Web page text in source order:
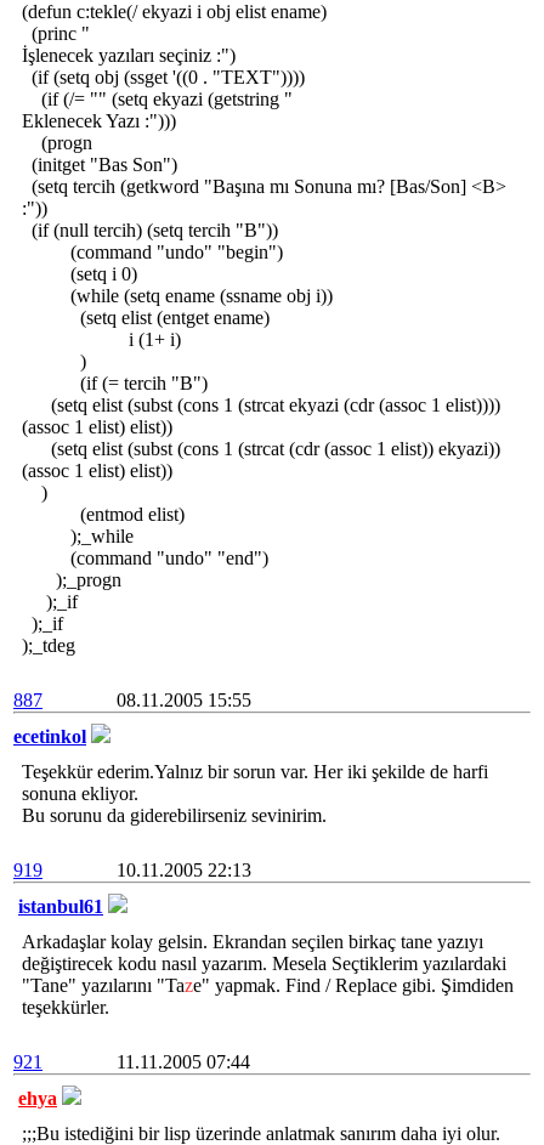
(defun c:tekle(/ ekyazi i obj elist ename)
(princ "
İşlenecek yazıları seçiniz :")
(if (setq obj (ssget '((0 . "TEXT"))))
(if (/= "" (setq ekyazi (getstring "
Eklenecek Yazı :")))
(progn
(initget "Bas Son")
(setq tercih (getkword "Başına mı Sonuna mı? [Bas/Son] <B>
:"))
(if (null tercih) (setq tercih "B"))
(command "undo" "begin")
(setq i 0)
(while (setq ename (ssname obj i))
(setq elist (entget ename)
i (1+ i)
)
(if (= tercih "B")
(setq elist (subst (cons 1 (strcat ekyazi (cdr (assoc 1 elist))))
(assoc 1 elist) elist))
(setq elist (subst (cons 1 (strcat (cdr (assoc 1 elist)) ekyazi))
(assoc 1 elist) elist))
)
(entmod elist)
);_while
(command "undo" "end")
);_progn
);_if
);_if
);_tdeg
887
08.11.2005 15:55
ecetinkol
Teşekkür ederim.Yalnız bir sorun var. Her iki şekilde de harfi
sonuna ekliyor.
Bu sorunu da giderebilirseniz sevinirim.
919
10.11.2005 22:13
istanbul61
Arkadaşlar kolay gelsin. Ekrandan seçilen birkaç tane yazıyı
değiştirecek kodu nasıl yazarım. Mesela Seçtiklerim yazılardaki
"Tane" yazılarını "Taze" yapmak. Find / Replace gibi. Şimdiden
teşekkürler.
921
11.11.2005 07:44
ehya
;;;Bu istediğini bir lisp üzerinde anlatmak sanırım daha iyi olur.